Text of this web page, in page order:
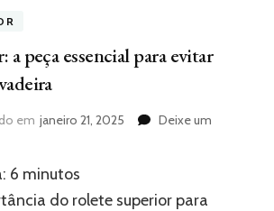
peça essencial para evitar
em janeiro 21, 2025
Deixe um
6 minutos
do rolete superior para